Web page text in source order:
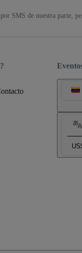
SMS de nuestra parte,